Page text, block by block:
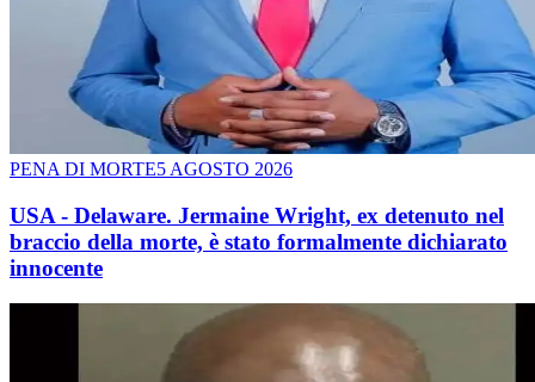
PENA DI MORTE5 AGOSTO 2026
USA - Delaware. Jermaine Wright, ex detenuto nel
braccio della morte, è stato formalmente dichiarato
innocente